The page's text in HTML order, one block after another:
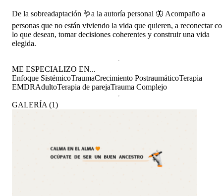
De la sobreadaptación 🪱a la autoría personal 🦋 Acompaño a
personas que no están viviendo la vida que quieren, a reconectar
lo que desean, tomar decisiones coherentes y construir una vida
elegida.
ME ESPECIALIZO EN...
Enfoque SistémicoTraumaCrecimiento PostraumáticoTerapia
EMDRAdultoTerapia de parejaTrauma Complejo
GALERÍA (1)